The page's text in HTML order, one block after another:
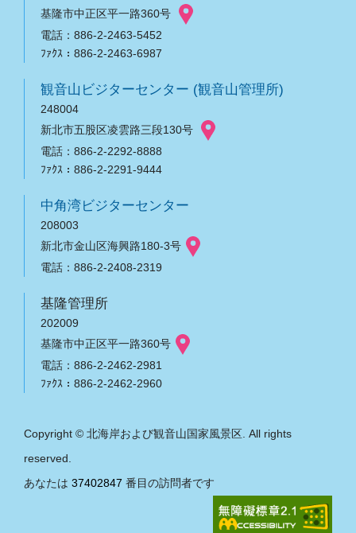
基隆市中正区平一路360号
電話：886-2-2463-5452
ﾌｧｸｽ：886-2-2463-6987
観音山ビジターセンター (観音山管理所)
248004
新北市五股区凌雲路三段130号
電話：886-2-2292-8888
ﾌｧｸｽ：886-2-2291-9444
中角湾ビジターセンター
208003
新北市金山区海興路180-3号
電話：886-2-2408-2319
基隆管理所
202009
基隆市中正区平一路360号
電話：886-2-2462-2981
ﾌｧｸｽ：886-2-2462-2960
Copyright © 北海岸および観音山国家風景区. All rights
reserved.
あなたは 37402847 番目の訪問者です